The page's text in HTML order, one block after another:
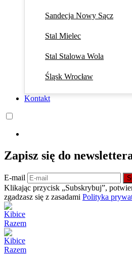
Sandecja Nowy Sącz
Stal Mielec
Stal Stalowa Wola
Śląsk Wrocław
Kontakt
Zapisz się do
E-mail
Klikając przycisk „Subskrybuj”,
zgadzasz się z zasadami Polityka